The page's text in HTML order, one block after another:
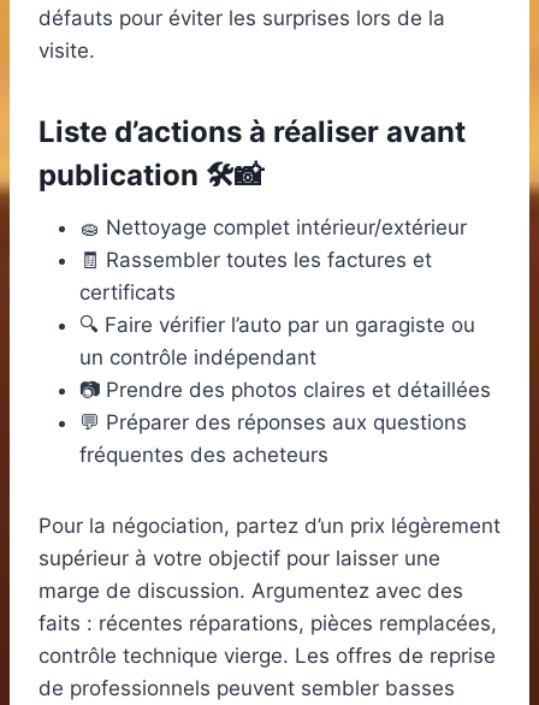
défauts pour éviter les surprises lors de la
visite.
Liste d’actions à réaliser avant
publication 🛠️📸
🧽 Nettoyage complet intérieur/extérieur
🧾 Rassembler toutes les factures et
certificats
🔍 Faire vérifier l’auto par un garagiste ou
un contrôle indépendant
📷 Prendre des photos claires et détaillées
💬 Préparer des réponses aux questions
fréquentes des acheteurs
Pour la négociation, partez d’un prix légèrement
supérieur à votre objectif pour laisser une
marge de discussion. Argumentez avec des
faits : récentes réparations, pièces remplacées,
contrôle technique vierge. Les offres de reprise
de professionnels peuvent sembler basses